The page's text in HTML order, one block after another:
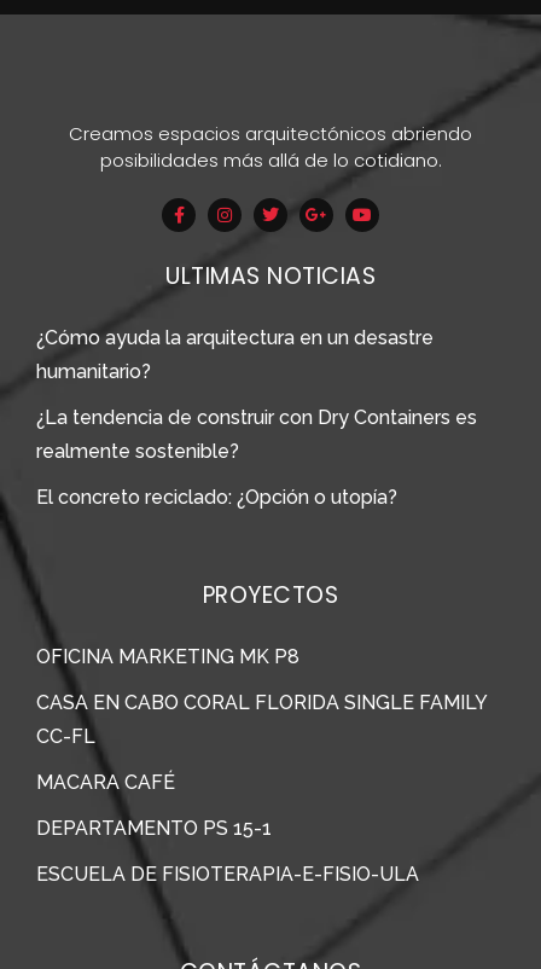
Creamos espacios arquitectónicos abriendo
posibilidades más allá de lo cotidiano.
ULTIMAS NOTICIAS
¿Cómo ayuda la arquitectura en un desastre
humanitario?
¿La tendencia de construir con Dry Containers es
realmente sostenible?
El concreto reciclado: ¿Opción o utopía?
PROYECTOS
OFICINA MARKETING MK P8
CASA EN CABO CORAL FLORIDA SINGLE FAMILY
CC-FL
MACARA CAFÉ
DEPARTAMENTO PS 15-1
ESCUELA DE FISIOTERAPIA-E-FISIO-ULA